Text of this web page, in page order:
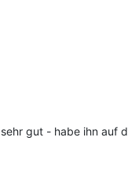
gut - habe ihn auf